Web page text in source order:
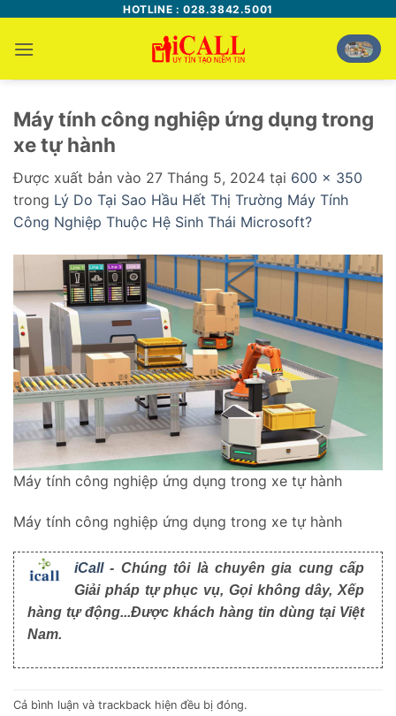
nội
dung
HOTLINE : 028.3842.5001
Máy tính công nghiệp ứng dụng trong
xe tự hành
Được xuất bản vào 27 Tháng 5, 2024 tại 600 × 350
trong Lý Do Tại Sao Hầu Hết Thị Trường Máy Tính
Công Nghiệp Thuộc Hệ Sinh Thái Microsoft?
Máy tính công nghiệp ứng dụng trong xe tự hành
Máy tính công nghiệp ứng dụng trong xe tự hành
iCall- Chúng tôi là chuyên gia cung cấp
Giải pháp tự phục vụ, Gọi không dây, Xếp
hàng tự động...Được khách hàng tin dùng tại Việt
Nam.
Cả bình luận và trackback hiện đều bị đóng.